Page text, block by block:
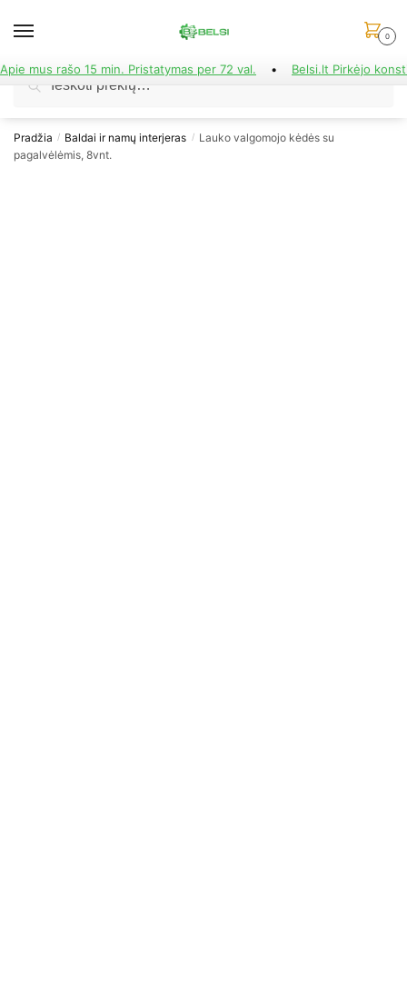
Ieškoti:
0
Pradžia / Baldai ir namų interjeras / Lauko valgomojo kėdės su
pagalvėlėmis, 8vnt.
Apie mus rašo 15 min. Pristatymas per 72 val. • Belsi.lt Pirkėjo